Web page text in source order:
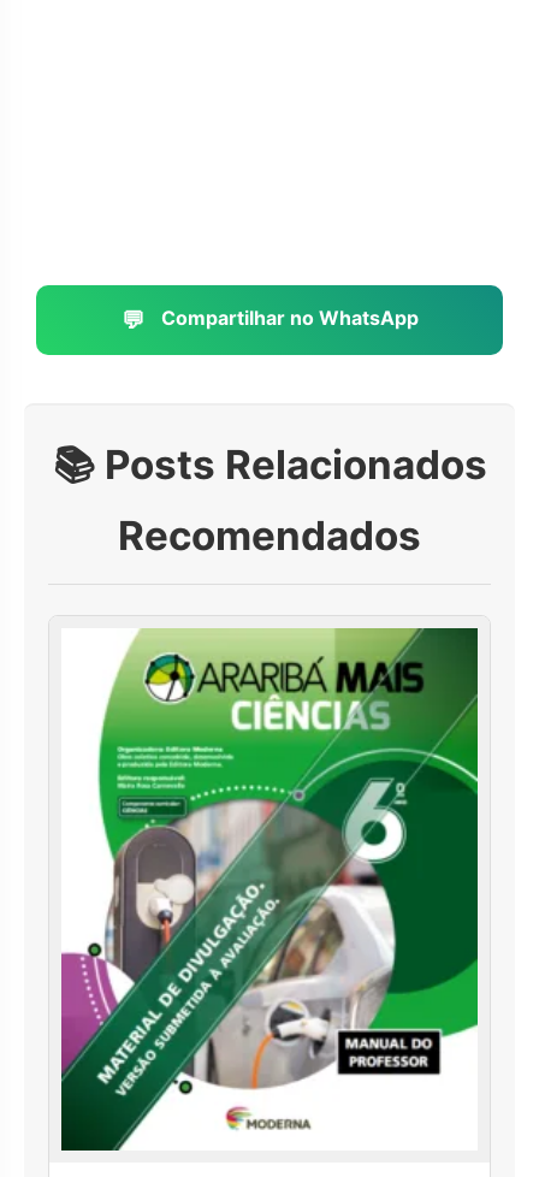
💬 Compartilhar no WhatsApp
📚 Posts Relacionados
Recomendados